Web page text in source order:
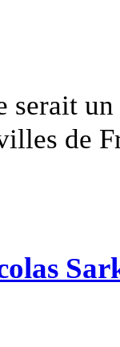
serait
de